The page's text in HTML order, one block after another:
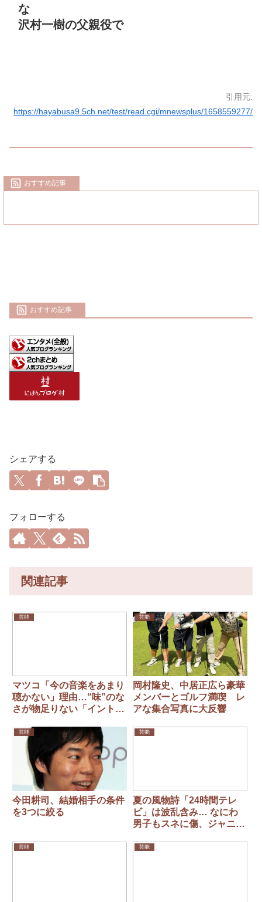
な
沢村一樹の父親役で
引用元:
https://hayabusa9.5ch.net/test/read.cgi/mnewsplus/1658559277/
おすすめ記事
おすすめ記事
シェアする
フォローする
関連記事
芸能
マツコ「今の音楽をあまり
聴かない」理由…“味”のな
さが物足りない「イントロ
芸能
岡村隆史、中居正広ら豪華
メンバーとゴルフ満喫 レ
アな集合写真に大反響
芸能
今田耕司、結婚相手の条件
を3つに絞る
芸能
夏の風物詩「24時間テレ
ビ」は波乱含み… なにわ
男子もスネに傷、ジャニー
芸能 芸能